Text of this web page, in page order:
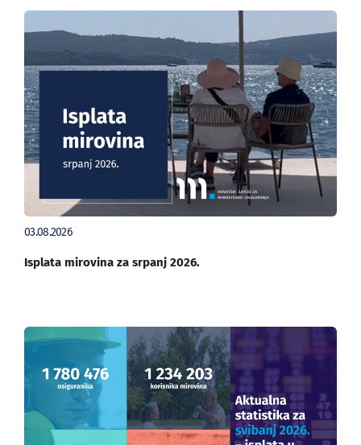
03.08.2026
Isplata mirovina za srpanj 2026.